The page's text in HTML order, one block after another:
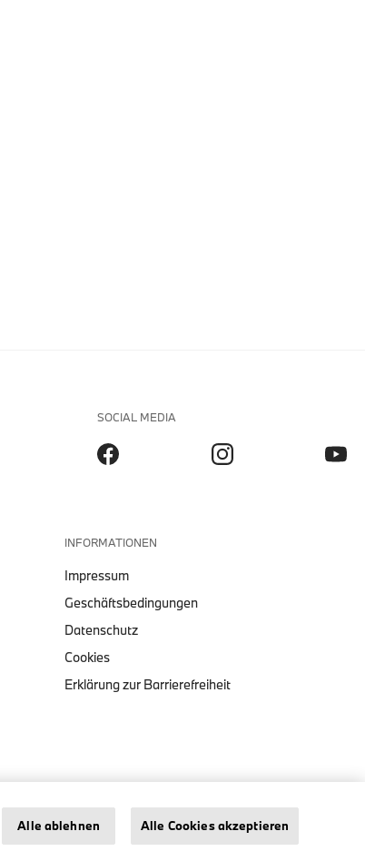
SOCIAL MEDIA
INFORMATIONEN
Impressum
Geschäftsbedingungen
Datenschutz
Cookies
Erklärung zur Barrierefreiheit
Impressum Datenschutz Cookies
Alle ablehnen Alle Cookies akzeptieren